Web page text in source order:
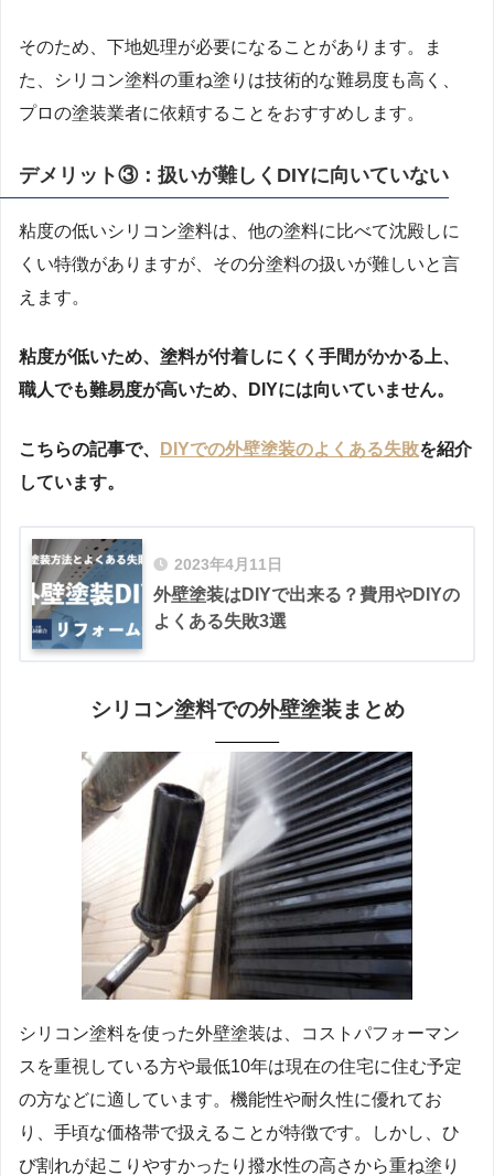
そのため、下地処理が必要になることがあります。ま
た、シリコン塗料の重ね塗りは技術的な難易度も高く、
プロの塗装業者に依頼することをおすすめします。
デメリット③：扱いが難しくDIYに向いていない
粘度の低いシリコン塗料は、他の塗料に比べて沈殿しに
くい特徴がありますが、その分塗料の扱いが難しいと言
えます。
粘度が低いため、塗料が付着しにくく手間がかかる上、
職人でも難易度が高いため、DIYには向いていません。
こちらの記事で、 DIYでの外壁塗装のよくある失敗を紹介
しています。
2023年4月11日
外壁塗装はDIYで出来る？費用やDIYの
よくある失敗3選
シリコン塗料での外壁塗装まとめ
シリコン塗料を使った外壁塗装は、コストパフォーマン
スを重視している方や最低10年は現在の住宅に住む予定
の方などに適しています。機能性や耐久性に優れてお
り、手頃な価格帯で扱えることが特徴です。しかし、ひ
び割れが起こりやすかったり撥水性の高さから重ね塗り